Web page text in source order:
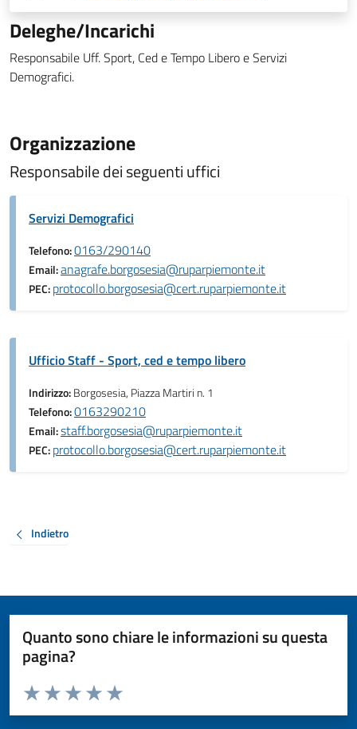
Deleghe/Incarichi
Responsabile Uff. Sport, Ced e Tempo Libero e Servizi
Demografici.
Organizzazione
Responsabile dei seguenti uffici
Servizi Demografici
Telefono:0163/290140
Email:anagrafe.borgosesia@ruparpiemonte.it
PEC:protocollo.borgosesia@cert.ruparpiemonte.it
Ufficio Staff - Sport, ced e tempo libero
Indirizzo:Borgosesia, Piazza Martiri n. 1
Telefono:0163290210
Email:staff.borgosesia@ruparpiemonte.it
PEC:protocollo.borgosesia@cert.ruparpiemonte.it
Indietro
Quanto sono chiare le informazioni su questa
pagina?
Valuta da 1 a 5 stelle la pagina
Valuta 5 stelle su 5
Valuta 4 stelle su 5
Valuta 3 stelle su 5
Valuta 2 stelle su 5
Valuta 1 stelle su 5